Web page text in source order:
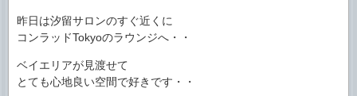
昨日は汐留サロンのすぐ近くに
コンラッドTokyoのラウンジへ・・
ベイエリアが見渡せて
とても心地良い空間で好きです・・